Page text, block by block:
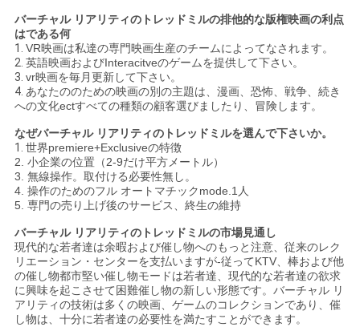
地
図
PRIVACY
POLICY
バーチャル リアリティのトレッドミルの排他的な版権映画の利点
はである何
1. VR映画は私達の専門映画生産のチームによってなされます。
2. 英語映画およびInteracitveのゲームを提供して下さい。
3. vr映画を毎月更新して下さい。
4. あなたののための映画の別の主題は、漫画、恐怖、戦争、続き
への文化ectすべての種類の顧客選びましたり、冒険します。
なぜバーチャル リアリティのトレッドミルを選んで下さいか。
1. 世界premiere+Exclusiveの特徴
2. 小企業の位置（2-9だけ平方メートル）
3. 無線操作。取付ける必要性無し。
4. 操作のためのフル オートマチックmode.1人
5. 専門の売り上げ後のサービス、終生の維持
バーチャル リアリティのトレッドミルの市場見通し
現代的な若者達は余暇および催し物へのもっと注意、従来のレク
リエーション・センターを支払いますが-従ってKTV、棒および他
の催し物都市堅い催し物モードは若者達、現代的な若者達の欲求
に興味を起こさせて困難催し物の新しい形態です。バーチャル リ
アリティの技術は多くの映画、ゲームのコレクションであり、催
し物は、十分に若者達の必要性を満たすことができます。